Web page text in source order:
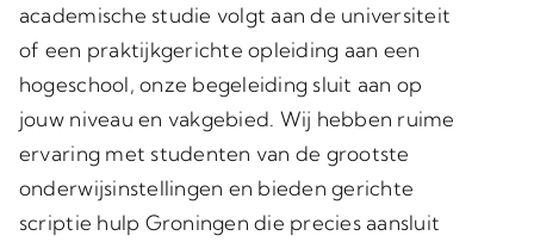
academische studie volgt aan de universiteit
of een praktijkgerichte opleiding aan een
hogeschool, onze begeleiding sluit aan op
jouw niveau en vakgebied. Wij hebben ruime
ervaring met studenten van de grootste
onderwijsinstellingen en bieden gerichte
scriptie hulp Groningen die precies aansluit